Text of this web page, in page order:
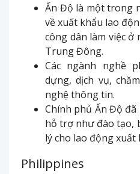
Ấn Độ là một trong
về xuất khẩu lao
công dân làm việc ở
Trung Đông.
Các ngành nghề
dựng, dịch vụ,
nghệ thông tin.
Chính phủ Ấn Độ
hỗ trợ như đào tạo,
lý cho lao động xuất
Philippines